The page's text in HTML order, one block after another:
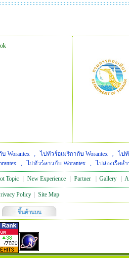
Worantex , ไปทัวร์อเมริกากับ Worantex , ไปทั
, ไปทัวร์ลาวกับ Worantex, ไปล่องเรือส
Topic New Experience Partner Gallery
Policy Site Map